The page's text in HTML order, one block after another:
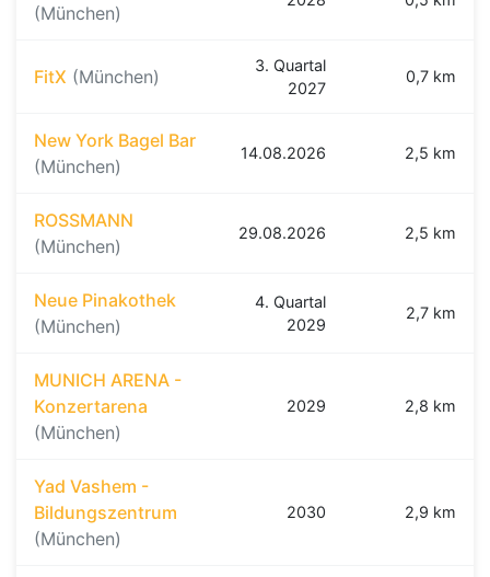
(München)
FitX (München)
3. Quartal
2027
0,7 km
New York Bagel Bar
(München)
14.08.2026 2,5 km
ROSSMANN
(München)
29.08.2026 2,5 km
Neue Pinakothek
(München)
4. Quartal
2029
2,7 km
MUNICH ARENA -
Konzertarena
(München)
2029 2,8 km
Yad Vashem -
Bildungszentrum
(München)
2030 2,9 km